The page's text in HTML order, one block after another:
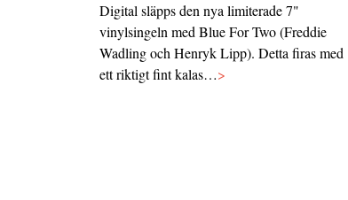
Digital släpps den nya limiterade 7"
vinylsingeln med Blue For Two (Freddie
Wadling och Henryk Lipp). Detta firas med
ett riktigt fint kalas…>